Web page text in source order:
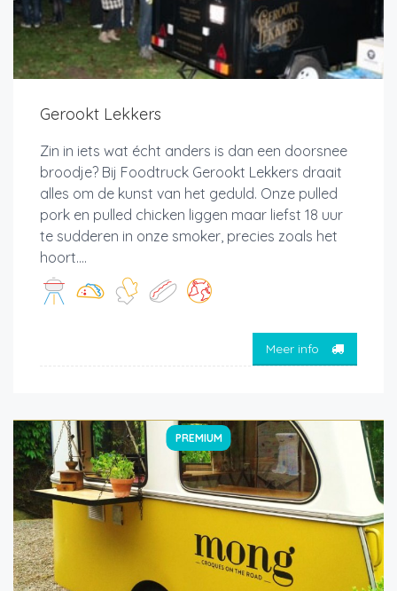
Gerookt Lekkers
Zin in iets wat écht anders is dan een doorsnee
broodje? Bij Foodtruck Gerookt Lekkers draait
alles om de kunst van het geduld. Onze pulled
pork en pulled chicken liggen maar liefst 18 uur
te sudderen in onze smoker, precies zoals het
hoort....
Meer info
PREMIUM